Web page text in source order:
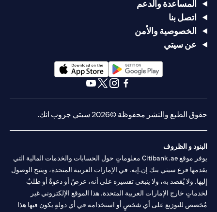
المساعدة والدعم
اتصل بنا
الخصوصية والأمن
عن سيتي
opens in a new tab
opens in a new tab
حقوق الطبع والنشر محفوظة ©2026 سيتي جروب انك.
البنود و الظروف
يوفر موقع Citibank.ae معلوماتٍ حول الحسابات والخدمات المالية التي
يقدمها فرع سيتي بنك إن.إيه. في الإمارات العربية المتحدة، ويتيح الوصول
إليها. ولا يُقصد به، ولا ينبغي تفسيره على أنه، عرضٌ أو دعوةٌ أو طلبٌ
لخدماتٍ خارج الإمارات العربية المتحدة. هذا الموقع الإلكتروني غير
مُخصص للتوزيع على أي شخصٍ أو استخدامه في أي دولةٍ يكون فيها هذا